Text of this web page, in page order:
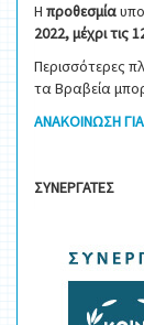
Η προθεσμία
2022, μέχρι τις
Περισσότερες
τα Βραβεία
ΑΝΑΚΟΙΝΩΣΗ
ΣΥΝΕΡΓΑΤΕΣ